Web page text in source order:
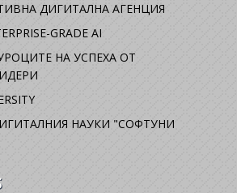
ДИГИТАЛНА АГЕНЦИЯ
GRADE AI
УРОЦИТЕ НА УСПЕХА ОТ
НАУКИ "СОФТУНИ